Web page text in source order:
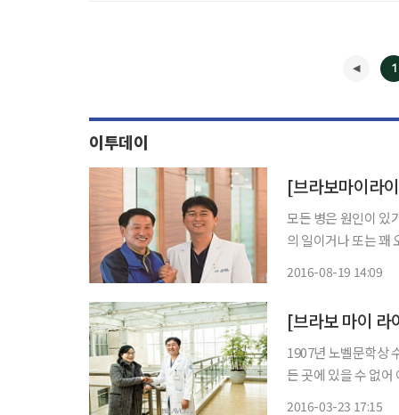
1
이투데이
[브라보마이라
모든 병은 원인이 있
의 일이거나 또는 꽤
2016-08-19 14:09
1907년 노벨문학상
든 곳에 있을 수 없
2016-03-23 17:15